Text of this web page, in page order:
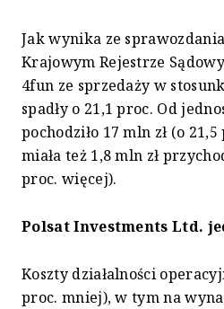
Jak wynika ze
Krajowym Rejestrze
4fun ze sprzedaży w
spadły o 21,1 proc. Od
pochodziło 17 mln zł (o
miała też 1,8 mln zł
proc. więcej).
Polsat Investments Ltd.
Koszty działalności
proc. mniej), w tym na